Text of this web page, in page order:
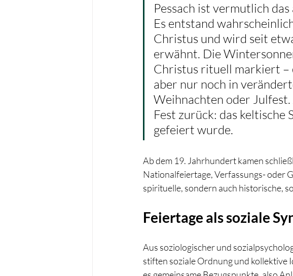
Pessach ist vermutlich
Es entstand
Christus und wird seit
erwähnt. Die
Christus rituell markiert –
aber nur noch in
Weihnachten oder
Fest zurück: das keltische
gefeiert wurde.
Ab dem 19. Jahrhundert kamen
Nationalfeiertage, Verfassungs- oder
spirituelle, sondern auch historische,
Feiertage als soziale
Aus soziologischer und
stiften soziale Ordnung und kollektive